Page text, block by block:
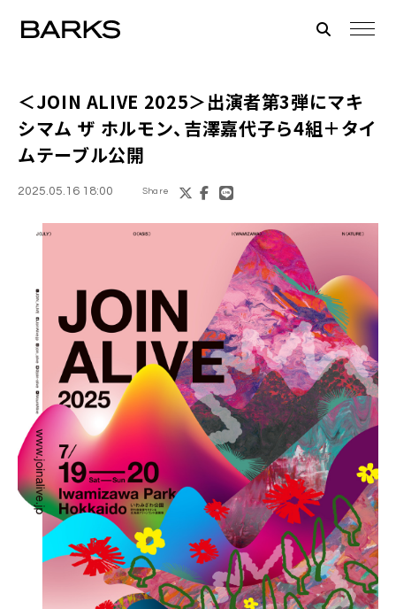
＜JOIN ALIVE 2025＞出演者第3弾にマキ
シマム ザ ホルモン、吉澤嘉代子ら4組＋タイ
ムテーブル公開
2025.05.16 18:00 Share